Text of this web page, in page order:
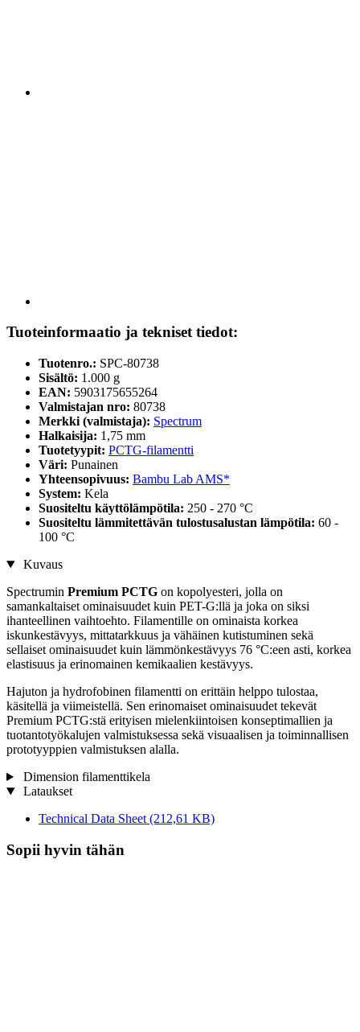
Tuoteinformaatio ja tekniset tiedot:
Tuotenro.: SPC-80738
Sisältö: 1.000 g
EAN: 5903175655264
Valmistajan nro: 80738
Merkki (valmistaja): Spectrum
Halkaisija: 1,75 mm
Tuotetyypit: PCTG-filamentti
Väri: Punainen
Yhteensopivuus: Bambu Lab AMS*
System: Kela
Suositeltu käyttölämpötila: 250 - 270 °C
Suositeltu lämmitettävän tulostusalustan lämpötila: 60 -
100 °C
Kuvaus
Spectrumin Premium PCTG on kopolyesteri, jolla on
samankaltaiset ominaisuudet kuin PET-G:llä ja joka on siksi
ihanteellinen vaihtoehto. Filamentille on ominaista korkea
iskunkestävyys, mittatarkkuus ja vähäinen kutistuminen sekä
sellaiset ominaisuudet kuin lämmönkestävyys 76 °C:een asti, korkea
elastisuus ja erinomainen kemikaalien kestävyys.
Hajuton ja hydrofobinen filamentti on erittäin helppo tulostaa,
käsitellä ja viimeistellä. Sen erinomaiset ominaisuudet tekevät
Premium PCTG:stä erityisen mielenkiintoisen konseptimallien ja
tuotantotyökalujen valmistuksessa sekä visuaalisen ja toiminnallisen
prototyyppien valmistuksen alalla.
Dimension filamenttikela
Lataukset
Technical Data Sheet (212,61 KB)
Sopii hyvin tähän